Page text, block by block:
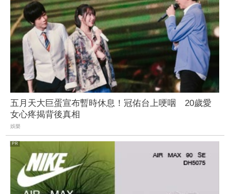
五月天大巨蛋宣布暫時休息！冠佑台上哽咽 20歲愛
女心疼揭背後真相
娛樂